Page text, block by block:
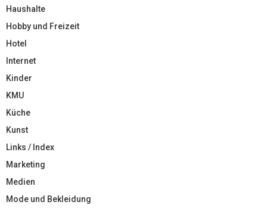
Haushalte
Hobby und Freizeit
Hotel
Internet
Kinder
KMU
Küche
Kunst
Links / Index
Marketing
Medien
Mode und Bekleidung